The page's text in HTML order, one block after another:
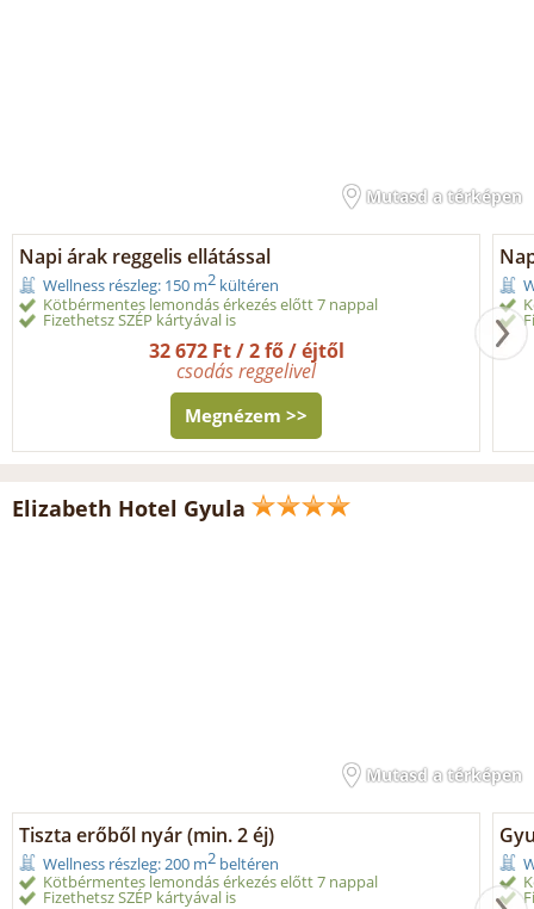
Mutasd a térképen
Napi árak reggelis ellátással
Wellness részleg: 150 m2 kültéren
Kötbérmentes lemondás érkezés előtt 7 nappal
Fizethetsz SZÉP kártyával is
32 672 Ft / 2 fő / éjtől
csodás reggelivel
Megnézem >>
Elizabeth Hotel Gyula
Mutasd a térképen
Tiszta erőből nyár (min. 2 éj)
Wellness részleg: 200 m2 beltéren
Kötbérmentes lemondás érkezés előtt 7 nappal
Fizethetsz SZÉP kártyával is